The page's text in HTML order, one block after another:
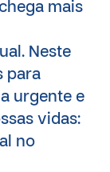
mais
Neste
para
urgente e
vidas:
no